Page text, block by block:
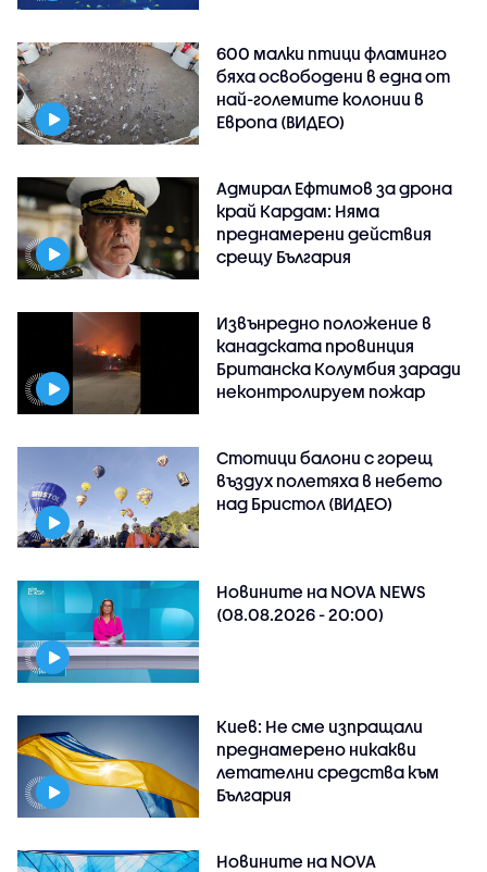
600 малки птици фламинго
бяха освободени в една от
най-големите колонии в
Европа (ВИДЕО)
Адмирал Ефтимов за дрона
край Кардам: Няма
преднамерени действия
срещу България
Извънредно положение в
канадската провинция
Британска Колумбия заради
неконтролируем пожар
Стотици балони с горещ
въздух полетяха в небето
над Бристол (ВИДЕО)
Новините на NOVA NEWS
(08.08.2026 - 20:00)
Киев: Не сме изпращали
преднамерено никакви
летателни средства към
България
Новините на NOVA